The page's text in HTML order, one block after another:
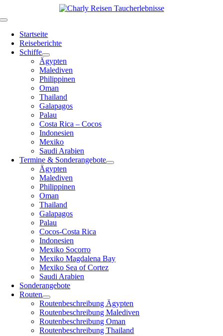
Inhalt
Toggle
NavigationStartseite
Reiseberichte
Schiffe
Ägypten
Malediven
Philippinen
Oman
Thailand
Galapagos
Palau
Costa Rica – Cocos
Indonesien
Mexiko
Saudi Arabien
Termine & Sonderangebote
Ägypten
Malediven
Philippinen
Oman
Thailand
Galapagos
Palau
Cocos-Costa Rica
Indonesien
Mexiko Socorro
Mexiko Magdalena Bay
Mexiko Sea of Cortez
Saudi Arabien
Sonderangebote
Routen
Routenbeschreibung Ägypten
Routenbeschreibung Malediven
Routenbeschreibung Oman
Routenbeschreibung Thailand